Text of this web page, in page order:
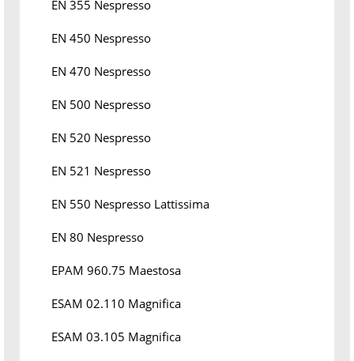
EN 355 Nespresso
EN 450 Nespresso
EN 470 Nespresso
EN 500 Nespresso
EN 520 Nespresso
EN 521 Nespresso
EN 550 Nespresso Lattissima
EN 80 Nespresso
EPAM 960.75 Maestosa
ESAM 02.110 Magnifica
ESAM 03.105 Magnifica